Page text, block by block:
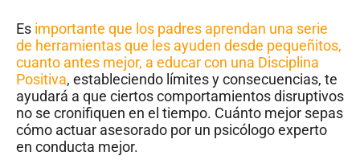
Es importante que los padres aprendan una serie
de herramientas que les ayuden desde pequeñitos,
cuanto antes mejor, a educar con una Disciplina
Positiva, estableciendo límites y consecuencias, te
ayudará a que ciertos comportamientos disruptivos
no se cronifiquen en el tiempo. Cuánto mejor sepas
cómo actuar asesorado por un psicólogo experto
en conducta mejor.